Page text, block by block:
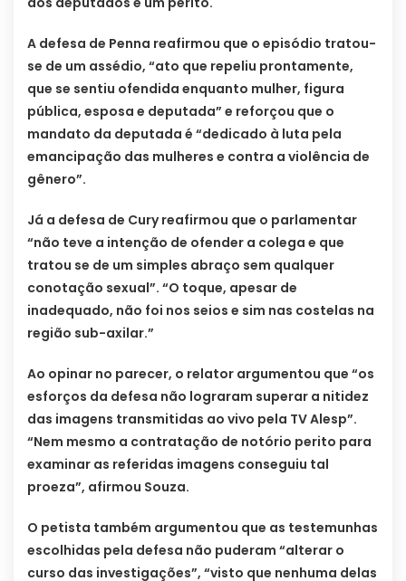
A defesa de Penna reafirmou que o episódio tratou-
se de um assédio, “ato que repeliu prontamente,
que se sentiu ofendida enquanto mulher, figura
pública, esposa e deputada” e reforçou que o
mandato da deputada é “dedicado à luta pela
emancipação das mulheres e contra a violência de
gênero”.
Já a defesa de Cury reafirmou que o parlamentar
“não teve a intenção de ofender a colega e que
tratou se de um simples abraço sem qualquer
conotação sexual”. “O toque, apesar de
inadequado, não foi nos seios e sim nas costelas na
região sub-axilar.”
Ao opinar no parecer, o relator argumentou que “os
esforços da defesa não lograram superar a nitidez
das imagens transmitidas ao vivo pela TV Alesp”.
“Nem mesmo a contratação de notório perito para
examinar as referidas imagens conseguiu tal
proeza”, afirmou Souza.
O petista também argumentou que as testemunhas
escolhidas pela defesa não puderam “alterar o
curso das investigações”, “visto que nenhuma delas